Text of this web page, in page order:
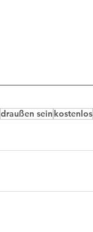
draußen sein kostenlos